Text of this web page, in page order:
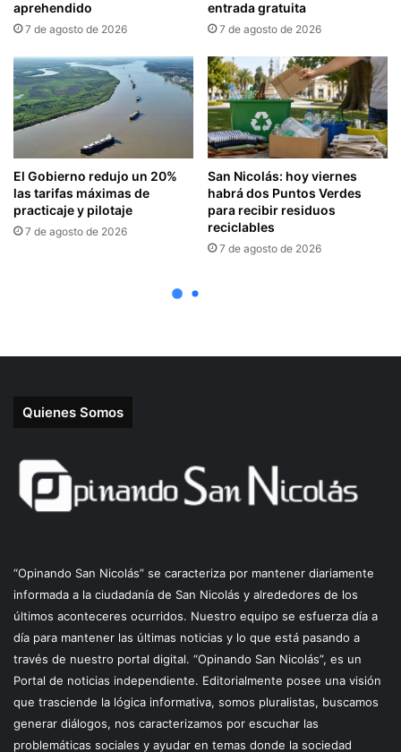
Quienes Somos
“Opinando San Nicolás” se caracteriza por mantener diariamente
informada a la ciudadanía de San Nicolás y alrededores de los
últimos aconteceres ocurridos. Nuestro equipo se esfuerza día a
día para mantener las últimas noticias y lo que está pasando a
través de nuestro portal digital. “Opinando San Nicolás”, es un
Portal de noticias independiente. Editorialmente posee una visión
que trasciende la lógica informativa, somos pluralistas, buscamos
generar diálogos, nos caracterizamos por escuchar las
problemáticas sociales y ayudar en temas donde la sociedad